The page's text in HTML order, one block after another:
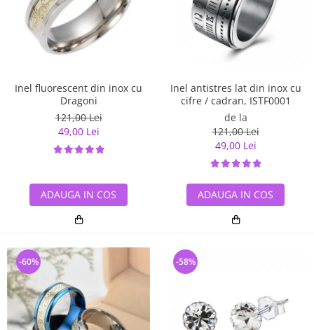
Inel fluorescent din inox cu
Dragoni
121,00 Lei
49,00 Lei
ADAUGA IN COS
Inel antistres lat din inox cu
cifre / cadran, ISTF0001
de la
121,00 Lei
49,00 Lei
ADAUGA IN COS
-60% -58%